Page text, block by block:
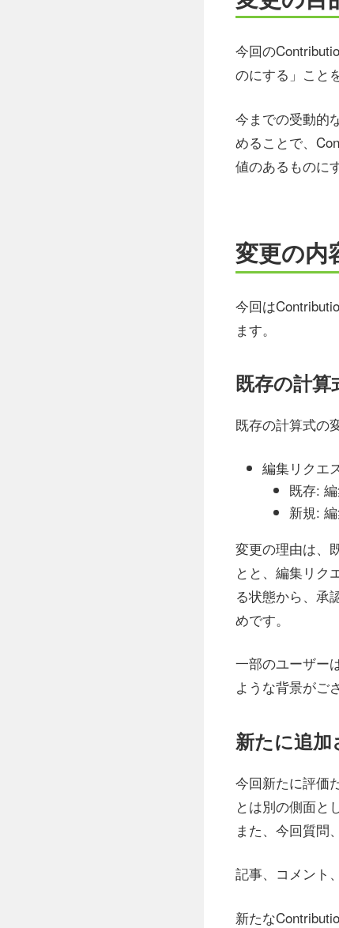
今回の
のにする」こと
今までの受動的
めることで、
値のあるものに
変更の内
今回は
ます。
既存の計算
既存の計算式の
編集リクエ
既存:
新規:
変更の理由は、
とと、編集リク
る状態から、承
めです。
一部のユーザー
ような背景がご
新たに追加
今回新たに評価
とは別の側面と
また、今回質問
記事、コメント
新たな